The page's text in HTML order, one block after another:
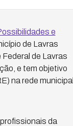
e
de Lavras
de Lavras
e tem objetivo
na rede municipal
da